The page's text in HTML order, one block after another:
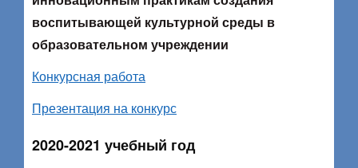
воспитывающей культурной среды в
образовательном учреждении
Конкурсная работа
Презентация на конкурс
2020-2021 учебный год